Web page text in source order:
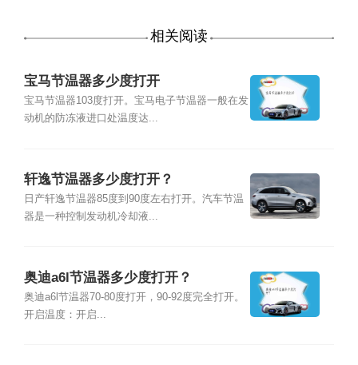
相关阅读
宝马节温器多少度打开
宝马节温器103度打开。宝马电子节温器一般在发
动机的防冻液进口处温度达...
轩逸节温器多少度打开？
日产轩逸节温器85度到90度左右打开。汽车节温
器是一种控制发动机冷却液...
奥迪a6l节温器多少度打开？
奥迪a6l节温器70-80度打开，90-92度完全打开。
开启温度：开启...